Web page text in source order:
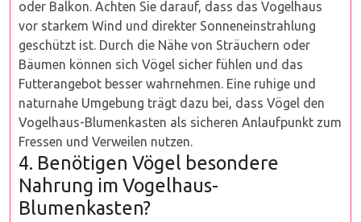
oder Balkon. Achten Sie darauf, dass das Vogelhaus
vor starkem Wind und direkter Sonneneinstrahlung
geschützt ist. Durch die Nähe von Sträuchern oder
Bäumen können sich Vögel sicher fühlen und das
Futterangebot besser wahrnehmen. Eine ruhige und
naturnahe Umgebung trägt dazu bei, dass Vögel den
Vogelhaus-Blumenkasten als sicheren Anlaufpunkt zum
Fressen und Verweilen nutzen.
4. Benötigen Vögel besondere
Nahrung im Vogelhaus-
Blumenkasten?